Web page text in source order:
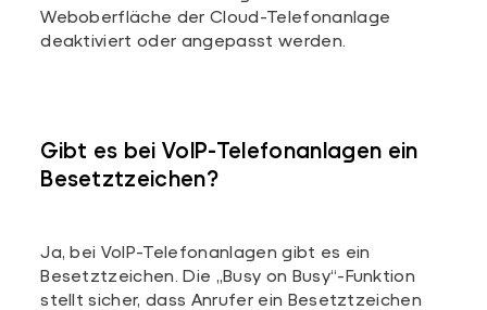
Weboberfläche der Cloud-Telefonanlage
deaktiviert oder angepasst werden.
Gibt es bei VoIP-Telefonanlagen ein
Besetztzeichen?
Ja, bei VoIP-Telefonanlagen gibt es ein
Besetztzeichen. Die „Busy on Busy“-Funktion
stellt sicher, dass Anrufer ein Besetztzeichen